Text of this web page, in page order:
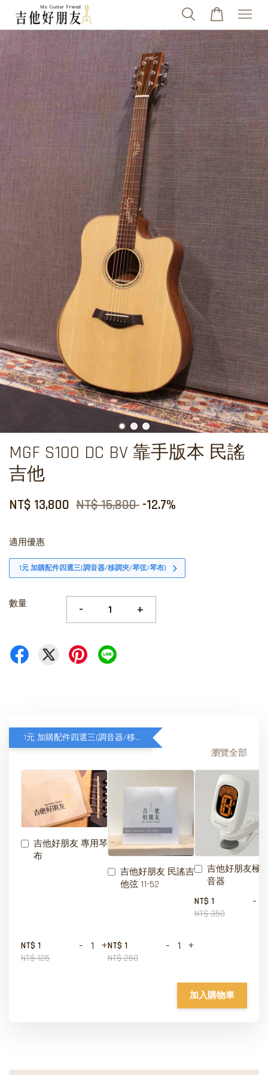
MGF S100 DC BV 靠手版本 民謠
吉他
NT$ 13,800 NT$ 15,800 -12.7%
適用優惠
1元 加購配件四選三(調音器/移調夾/琴弦/琴布)
數量 - +
1元 加購配件四選三(調音器/移調夾/琴弦/琴布)
瀏覽全部
吉他好朋友 專用琴
布
NT$ 1
NT$ 125
- +
吉他好朋友 民謠吉
他弦 11-52
NT$ 1
NT$ 250
- +
吉他好朋友極
音器
NT$ 1
NT$ 350
-
加入購物車